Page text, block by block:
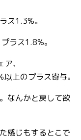
ス1.3%。
ラス1.8%。
、
上のプラス寄与。
なんかと戻して欲
感じもするとこで